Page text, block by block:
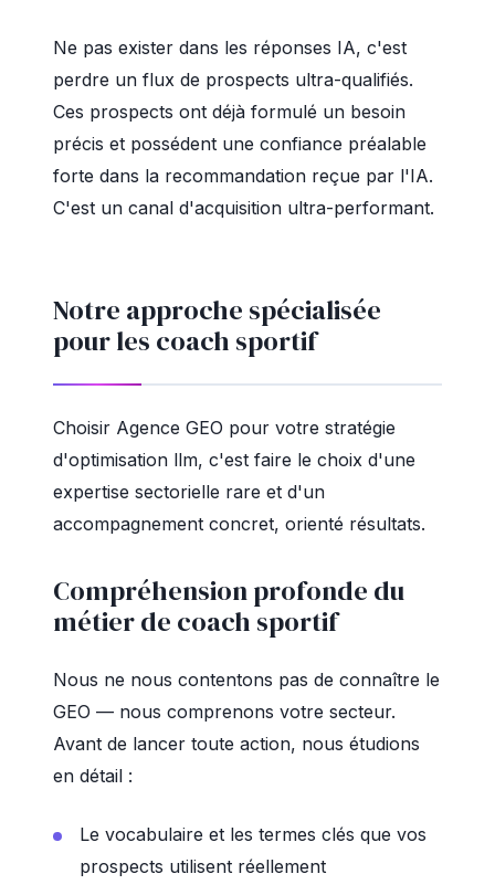
Ne pas exister dans les réponses IA, c'est
perdre un flux de prospects ultra-qualifiés.
Ces prospects ont déjà formulé un besoin
précis et possédent une confiance préalable
forte dans la recommandation reçue par l'IA.
C'est un canal d'acquisition ultra-performant.
Notre approche spécialisée
pour les coach sportif
Choisir Agence GEO pour votre stratégie
d'optimisation llm, c'est faire le choix d'une
expertise sectorielle rare et d'un
accompagnement concret, orienté résultats.
Compréhension profonde du
métier de coach sportif
Nous ne nous contentons pas de connaître le
GEO — nous comprenons votre secteur.
Avant de lancer toute action, nous étudions
en détail :
Le vocabulaire et les termes clés que vos
prospects utilisent réellement